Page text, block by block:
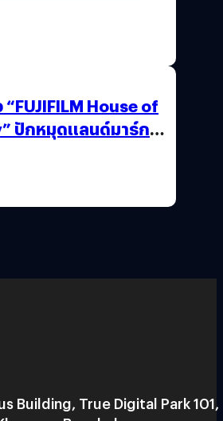
House of
ปักหมุดแลนด์มาร์ก
Building, True Digital Park 101,